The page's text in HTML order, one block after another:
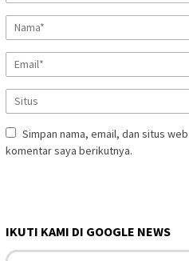
Simpan nama, email, dan situs
komentar saya berikutnya.
IKUTI KAMI DI GOOGLE NEWS